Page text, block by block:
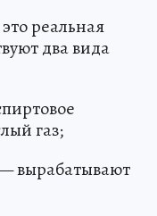
реальная
два вида
газ;
вырабатывают